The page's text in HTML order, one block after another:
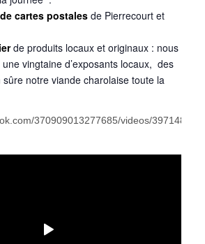
cartes postalesde Pierrecourt et
de produits locaux et originaux : nous
vingtaine d’exposants locaux, des
notre viande charolaise toute la
370909013277685/videos/